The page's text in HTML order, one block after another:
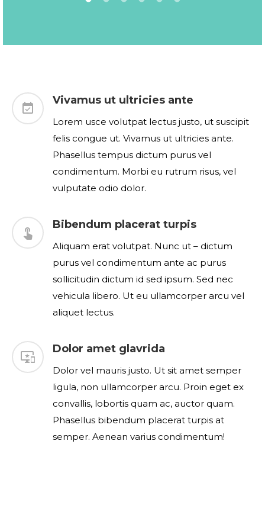
Vivamus ut ultricies ante
Lorem usce volutpat lectus justo, ut suscipit
felis congue ut. Vivamus ut ultricies ante.
Phasellus tempus dictum purus vel
condimentum. Morbi eu rutrum risus, vel
vulputate odio dolor.
Bibendum placerat turpis
Aliquam erat volutpat. Nunc ut – dictum
purus vel condimentum ante ac purus
sollicitudin dictum id sed ipsum. Sed nec
vehicula libero. Ut eu ullamcorper arcu vel
aliquet lectus.
Dolor amet glavrida
Dolor vel mauris justo. Ut sit amet semper
ligula, non ullamcorper arcu. Proin eget ex
convallis, lobortis quam ac, auctor quam.
Phasellus bibendum placerat turpis at
semper. Aenean varius condimentum!